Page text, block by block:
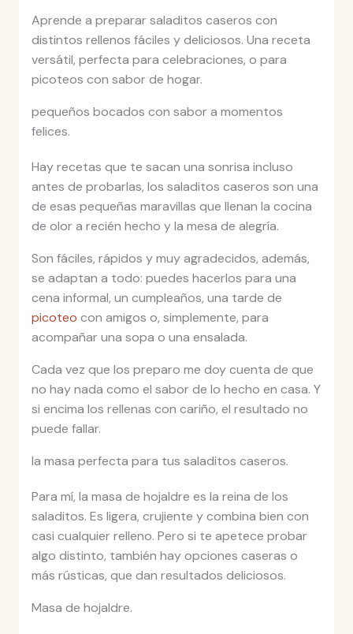
Aprende a preparar saladitos caseros con
distintos rellenos fáciles y deliciosos. Una receta
versátil, perfecta para celebraciones, o para
picoteos con sabor de hogar.
pequeños bocados con sabor a momentos
felices.
Hay recetas que te sacan una sonrisa incluso
antes de probarlas, los saladitos caseros son una
de esas pequeñas maravillas que llenan la cocina
de olor a recién hecho y la mesa de alegría.
Son fáciles, rápidos y muy agradecidos, además,
se adaptan a todo: puedes hacerlos para una
cena informal, un cumpleaños, una tarde de
picoteo con amigos o, simplemente, para
acompañar una sopa o una ensalada.
Cada vez que los preparo me doy cuenta de que
no hay nada como el sabor de lo hecho en casa. Y
si encima los rellenas con cariño, el resultado no
puede fallar.
la masa perfecta para tus saladitos caseros.
Para mí, la masa de hojaldre es la reina de los
saladitos. Es ligera, crujiente y combina bien con
casi cualquier relleno. Pero si te apetece probar
algo distinto, también hay opciones caseras o
más rústicas, que dan resultados deliciosos.
Masa de hojaldre.